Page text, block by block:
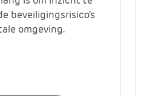
beveiligingsrisico’s
omgeving.